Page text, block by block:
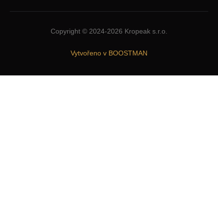
Copyright © 2024-2026 Kropeak s.r.o.
Vytvořeno v BOOSTMAN